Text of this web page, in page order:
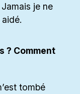
je ne
? Comment
tombé